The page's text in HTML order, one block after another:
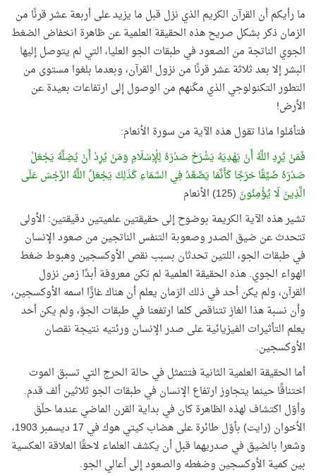
ما رأيكم أن القرآن الكريم الذي نزل قبل ما يزيد على أربعة عشر قرنًا من
الزمان ذكر بشكل صريح هذه الحقيقة العلمية عن ظاهرة انخفاض الضغط
الجوي الناتجة من الصعود في طبقات الجو العليا، التي لم يتوصل إليها
البشر إلا بعد ثلاثة عشر قرنًا من نزول القرآن، وبعدما بلغوا مستوى من
التطور التكنولوجي الذي مكّنهم من الوصول إلى ارتفاعات بعيدة عن
الأرض!
فتأمّلوا ماذا تقول هذه الآية من سورة الأنعام:
فَمَنْ يُرِدِ اللَّهُ أَنْ يَهْدِيَهُ يَشْرَحْ صَدْرَهُ لِلْإِسْلَامِ وَمَنْ يُرِدْ أَنْ يُضِلَّهُ يَجْعَلْ
صَدْرَهُ ضَيِّقًا حَرَجًا كَأَنَّمَا يَصَّعَّدُ فِي السَّمَاءِ كَذَلِكَ يَجْعَلُ اللَّهُ الرِّجْسَ عَلَى
الَّذِينَ لَا يُؤْمِنُونَ (125) الأنعام
تشير هذه الآية الكريمة بوضوح إلى حقيقتين علميتين دقيقتين: الأولى
تتحدث عن ضيق الصدر وصعوبة التنفس الناتجين من صعود الإنسان
في طبقات الجو، اللتين تحدثان بسبب نقص الأوكسجين وهبوط ضغط
الهواء الجوي. هذه الحقيقة العلمية لم تكن معروفة أبدًا زمن نزول
القرآن، ولم يكن أحد في ذلك الزمان يعلم أن هناك غازًا اسمه الأوكسجين،
وأن نسبة هذا الغاز تتناقص كلما ارتفعنا في طبقات الجوّ، ولم يكن أحد
يعلم التأثيرات الفيزيائية على صدر الإنسان ورئتيه نتيجة نقصان
الأوكسجين.
أما الحقيقة العلمية الثانية فتتمثل في حالة الحرج التي تسبق الموت
اختناقًا حينما يتجاوز ارتفاع الإنسان في طبقات الجو ثلاثين ألف قدم.
وأوّل اكتشاف لهذه الظاهرة كان في بداية القرن الماضي عندما حلّق
الأخوان (رايت) بأوّل طائرة على هضاب كيتي هوك في 17 ديسمبر 1903،
وشعرا بالضيق في صدريهما قبل أن يكشف العلماء لاحقًا العلاقة العكسية
بين كمية الأوكسجين وضغطه والصعود إلى أعالي الجو.